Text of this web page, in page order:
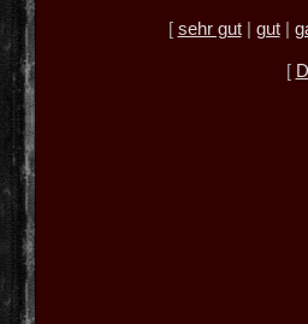
[ sehr gut| gut|
[